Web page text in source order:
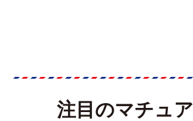
注目のマチュア